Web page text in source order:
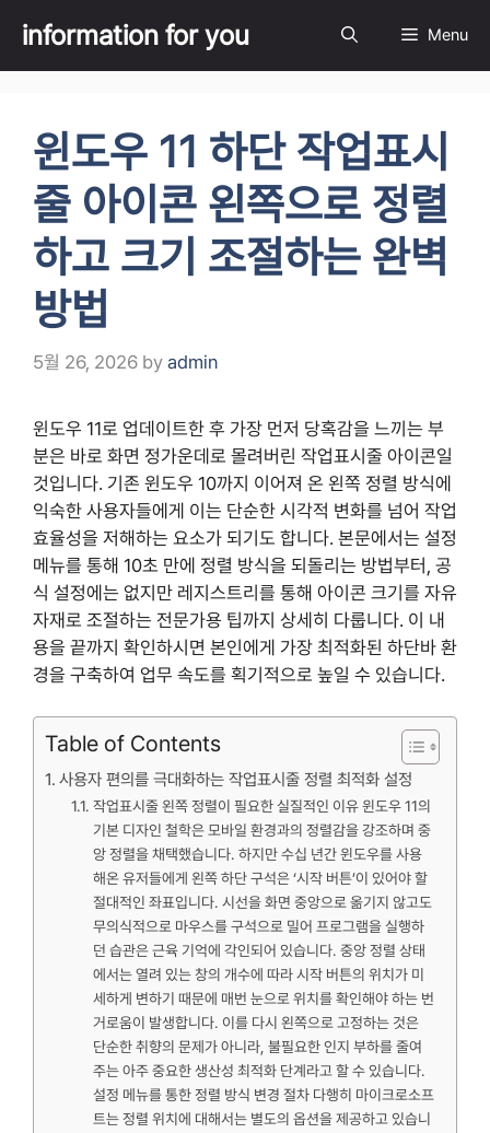
content
information for you Menu
윈도우 11 하단 작업표시
줄 아이콘 왼쪽으로 정렬
하고 크기 조절하는 완벽
방법
5월 26, 2026 by admin
윈도우 11로 업데이트한 후 가장 먼저 당혹감을 느끼는 부
분은 바로 화면 정가운데로 몰려버린 작업표시줄 아이콘일
것입니다. 기존 윈도우 10까지 이어져 온 왼쪽 정렬 방식에
익숙한 사용자들에게 이는 단순한 시각적 변화를 넘어 작업
효율성을 저해하는 요소가 되기도 합니다. 본문에서는 설정
메뉴를 통해 10초 만에 정렬 방식을 되돌리는 방법부터, 공
식 설정에는 없지만 레지스트리를 통해 아이콘 크기를 자유
자재로 조절하는 전문가용 팁까지 상세히 다룹니다. 이 내
용을 끝까지 확인하시면 본인에게 가장 최적화된 하단바 환
경을 구축하여 업무 속도를 획기적으로 높일 수 있습니다.
Table of Contents
사용자 편의를 극대화하는 작업표시줄 정렬 최적화 설정
작업표시줄 왼쪽 정렬이 필요한 실질적인 이유 윈도우 11의
기본 디자인 철학은 모바일 환경과의 정렬감을 강조하며 중
앙 정렬을 채택했습니다. 하지만 수십 년간 윈도우를 사용
해온 유저들에게 왼쪽 하단 구석은 ‘시작 버튼’이 있어야 할
절대적인 좌표입니다. 시선을 화면 중앙으로 옮기지 않고도
무의식적으로 마우스를 구석으로 밀어 프로그램을 실행하
던 습관은 근육 기억에 각인되어 있습니다. 중앙 정렬 상태
에서는 열려 있는 창의 개수에 따라 시작 버튼의 위치가 미
세하게 변하기 때문에 매번 눈으로 위치를 확인해야 하는 번
거로움이 발생합니다. 이를 다시 왼쪽으로 고정하는 것은
단순한 취향의 문제가 아니라, 불필요한 인지 부하를 줄여
주는 아주 중요한 생산성 최적화 단계라고 할 수 있습니다.
설정 메뉴를 통한 정렬 방식 변경 절차 다행히 마이크로소프
트는 정렬 위치에 대해서는 별도의 옵션을 제공하고 있습니